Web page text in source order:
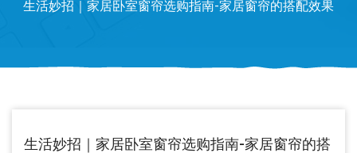
生活妙招｜家居卧室窗帘选购指南-家居窗帘的搭配效果
生活妙招｜家居卧室窗帘选购指南-家居窗帘的搭